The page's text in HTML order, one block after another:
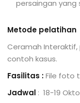
persaingan yang
Metode pelatihan
Ceramah
contoh kasus.
Fasilitas :File foto
Jadwal : 18-19